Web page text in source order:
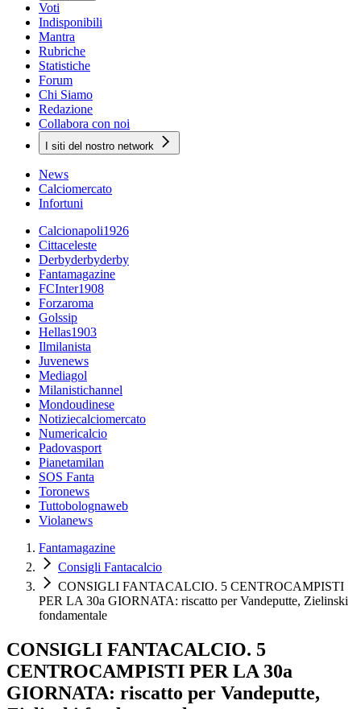
Voti
Indisponibili
Mantra
Rubriche
Statistiche
Forum
Chi Siamo
Redazione
Collabora con noi
I siti del nostro network
News
Calciomercato
Infortuni
Calcionapoli1926
Cittaceleste
Derbyderbyderby
Fantamagazine
FCInter1908
Forzaroma
Golssip
Hellas1903
Ilmilanista
Juvenews
Mediagol
Milanistichannel
Mondoudinese
Notiziecalciomercato
Numericalcio
Padovasport
Pianetamilan
SOS Fanta
Toronews
Tuttobolognaweb
Violanews
Fantamagazine
Consigli Fantacalcio
CONSIGLI FANTACALCIO. 5 CENTROCAMPISTI
PER LA 30a GIORNATA: riscatto per Vandeputte, Zielinski
fondamentale
CONSIGLI FANTACALCIO. 5
CENTROCAMPISTI PER LA 30a
GIORNATA: riscatto per Vandeputte,